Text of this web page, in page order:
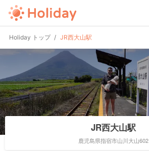
Holiday トップ JR西大山駅
JR西大山駅
鹿児島県指宿市山川大山602